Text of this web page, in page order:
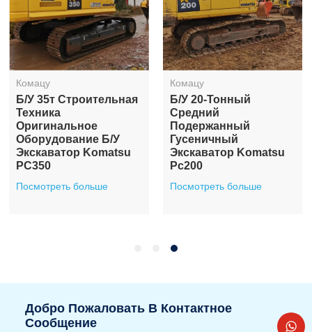
Комацу
Б/у 35т Строительная
Техника
Оригинальное
Оборудование Б/у
Экскаватор Komatsu
PC350
Посмотреть больше
Комацу
Б/у 20-Тонный
Средний
Подержанный
Гусеничный
Экскаватор Komatsu
Pc200
Посмотреть больше
Добро Пожаловать В Контактное
Сообщение